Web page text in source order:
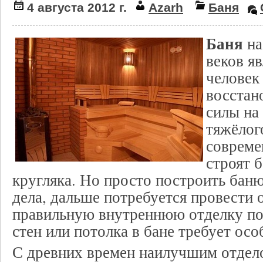
4 августа 2012 г. Azarh Баня
Баня
веков
силы
строят
кругляка. Но просто построить
дела, дальше потребуется
правильную внутреннюю отделку
стен или потолка в бане требует
С древних времен наилучшим